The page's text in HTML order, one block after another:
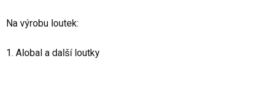
Na výrobu loutek:
1. Alobal a další loutky